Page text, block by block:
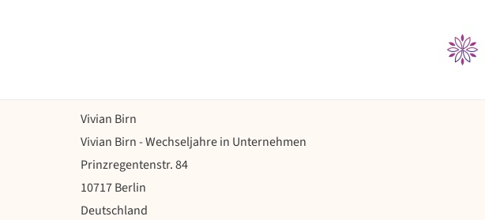
Vivian Birn
Vivian Birn - Wechseljahre in Unternehmen
Prinzregentenstr. 84
10717 Berlin
Deutschland